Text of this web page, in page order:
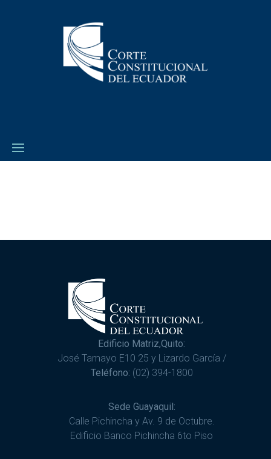
Edificio Matriz,Quito:
José Tamayo E10 25 y Lizardo García /
Teléfono: (02) 394-1800
Sede Guayaquil:
Calle Pichincha y Av. 9 de Octubre.
Edificio Banco Pichincha 6to Piso